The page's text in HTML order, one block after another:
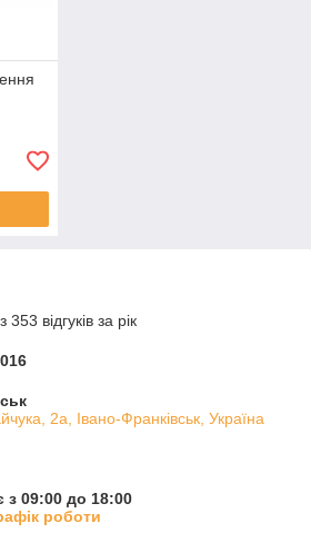
відгуків за рік
2а, Івано-Франківськ, Україна
з 09:00 до 18:00
роботи